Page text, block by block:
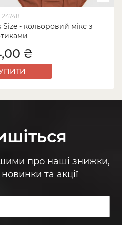
124748
- кольоровий мікс з
₴
про наші знижки,
та акції